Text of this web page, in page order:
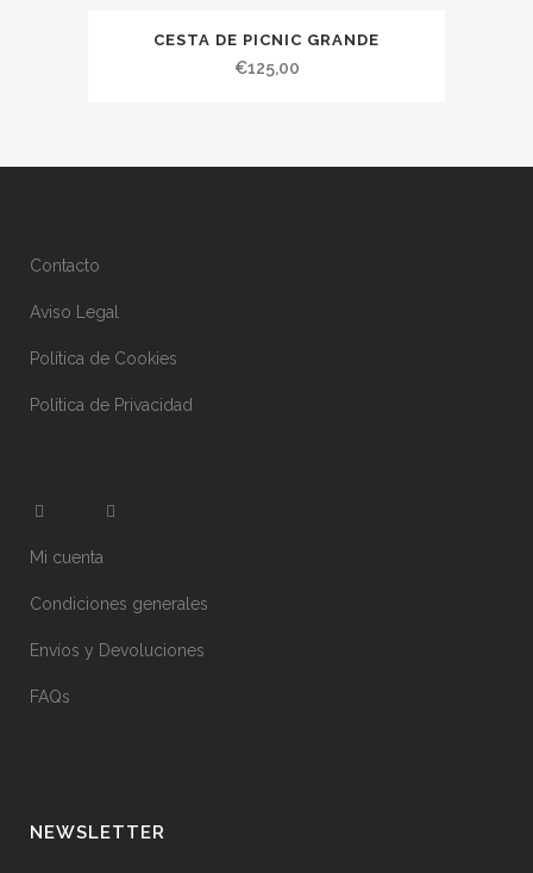
CESTA DE PICNIC GRANDE
€125,00
Contacto
Aviso Legal
Política de Cookies
Política de Privacidad
Mi cuenta
Condiciones generales
Envíos y Devoluciones
FAQs
NEWSLETTER